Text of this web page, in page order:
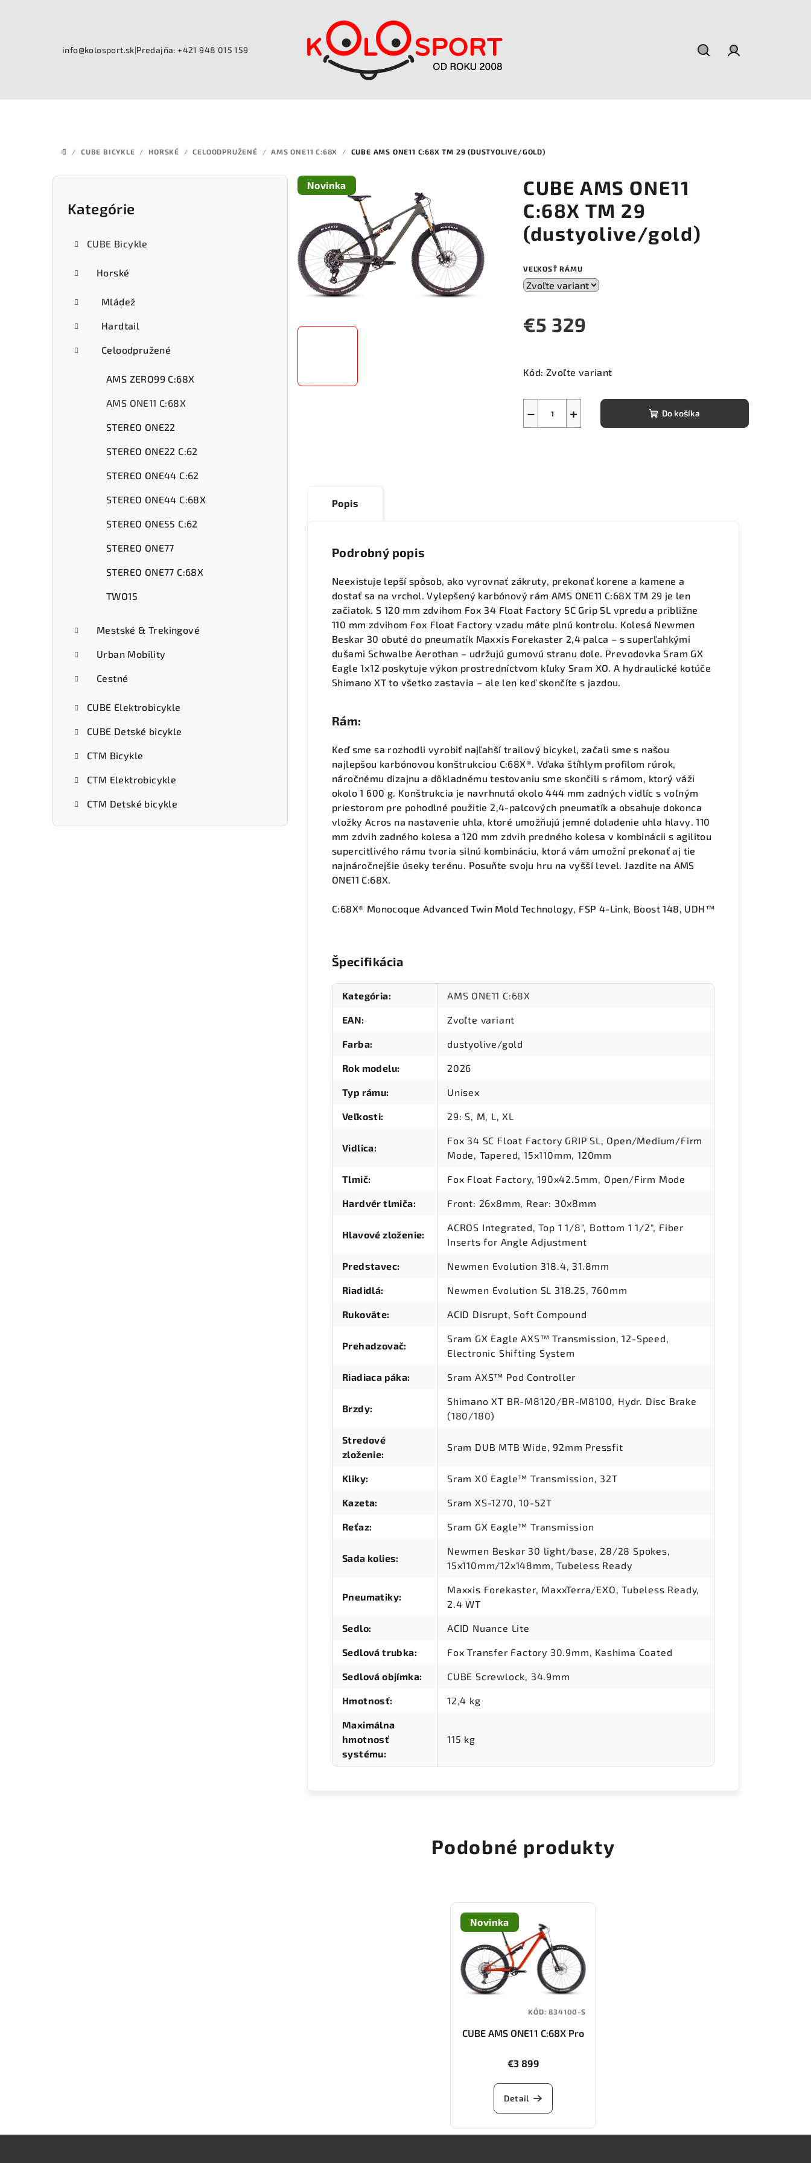
info@kolosport.sk|Predajňa: +421 948 015 159
DOMOV
/ CUBE BICYKLE / HORSKÉ / CELOODPRUŽENÉ / AMS ONE11 C:68X / CUBE AMS ONE11 C:68X TM 29 (DUSTYOLIVE/GOLD)
Preskočiť
Kategórie
CUBE Bicykle
Horské
Mládež
Hardtail
Celoodpružené
AMS ZERO99 C:68X
AMS ONE11 C:68X
STEREO ONE22
STEREO ONE22 C:62
STEREO ONE44 C:62
STEREO ONE44 C:68X
STEREO ONE55 C:62
STEREO ONE77
STEREO ONE77 C:68X
TWO15
Mestské & Trekingové
Urban Mobility
Cestné
CUBE Elektrobicykle
CUBE Detské bicykle
CTM Bicykle
CTM Elektrobicykle
CTM Detské bicykle
CUBE AMS ONE11
C:68X TM 29
(dustyolive/gold)
VEĽKOSŤ RÁMU
€5 329
cena:
Kód: Zvoľte variant
+
− Do košíka
Novinka
Popis
Podrobný popis
Neexistuje lepší spôsob, ako vyrovnať zákruty, prekonať korene a kamene a
dostať sa na vrchol. Vylepšený karbónový rám AMS ONE11 C:68X TM 29 je len
začiatok. S 120 mm zdvihom Fox 34 Float Factory SC Grip SL vpredu a približne
110 mm zdvihom Fox Float Factory vzadu máte plnú kontrolu. Kolesá Newmen
Beskar 30 obuté do pneumatík Maxxis Forekaster 2,4 palca – s superľahkými
dušami Schwalbe Aerothan – udržujú gumovú stranu dole. Prevodovka Sram GX
Eagle 1x12 poskytuje výkon prostredníctvom kľuky Sram XO. A hydraulické kotúče
Shimano XT to všetko zastavia – ale len keď skončíte s jazdou.
Rám:
Keď sme sa rozhodli vyrobiť najľahší trailový bicykel, začali sme s našou
najlepšou karbónovou konštrukciou C:68X®. Vďaka štíhlym profilom rúrok,
náročnému dizajnu a dôkladnému testovaniu sme skončili s rámom, ktorý váži
okolo 1 600 g. Konštrukcia je navrhnutá okolo 444 mm zadných vidlíc s voľným
priestorom pre pohodlné použitie 2,4-palcových pneumatík a obsahuje dokonca
vložky Acros na nastavenie uhla, ktoré umožňujú jemné doladenie uhla hlavy. 110
mm zdvih zadného kolesa a 120 mm zdvih predného kolesa v kombinácii s agilitou
supercitlivého rámu tvoria silnú kombináciu, ktorá vám umožní prekonať aj tie
najnáročnejšie úseky terénu. Posuňte svoju hru na vyšší level. Jazdite na AMS
ONE11 C:68X.
C:68X® Monocoque Advanced Twin Mold Technology, FSP 4-Link, Boost 148, UDH™
Špecifikácia
Kategória: AMS ONE11 C:68X
EAN: Zvoľte variant
Farba: dustyolive/gold
Rok modelu: 2026
Typ rámu: Unisex
Veľkosti: 29: S, M, L, XL
Vidlica:
Fox 34 SC Float Factory GRIP SL, Open/Medium/Firm
Mode, Tapered, 15x110mm, 120mm
Tlmič: Fox Float Factory, 190x42.5mm, Open/Firm Mode
Hardvér tlmiča: Front: 26x8mm, Rear: 30x8mm
Hlavové zloženie:
ACROS Integrated, Top 1 1/8", Bottom 1 1/2", Fiber
Inserts for Angle Adjustment
Predstavec: Newmen Evolution 318.4, 31.8mm
Riadidlá: Newmen Evolution SL 318.25, 760mm
Rukoväte: ACID Disrupt, Soft Compound
Prehadzovač:
Sram GX Eagle AXS™ Transmission, 12-Speed,
Electronic Shifting System
Riadiaca páka: Sram AXS™ Pod Controller
Brzdy:
Shimano XT BR-M8120/BR-M8100, Hydr. Disc Brake
(180/180)
Stredové
zloženie:
Sram DUB MTB Wide, 92mm Pressfit
Kliky: Sram X0 Eagle™ Transmission, 32T
Kazeta: Sram XS-1270, 10-52T
Reťaz: Sram GX Eagle™ Transmission
Sada kolies:
Newmen Beskar 30 light/base, 28/28 Spokes,
15x110mm/12x148mm, Tubeless Ready
Pneumatiky:
Maxxis Forekaster, MaxxTerra/EXO, Tubeless Ready,
2.4 WT
Sedlo: ACID Nuance Lite
Sedlová trubka: Fox Transfer Factory 30.9mm, Kashima Coated
Sedlová objímka: CUBE Screwlock, 34.9mm
Hmotnosť: 12,4 kg
Maximálna
hmotnosť
systému:
115 kg
Podobné produkty
Novinka
CUBE AMS ONE11 C:68X Pro
€3 899
Detail
KÓD:834100-S